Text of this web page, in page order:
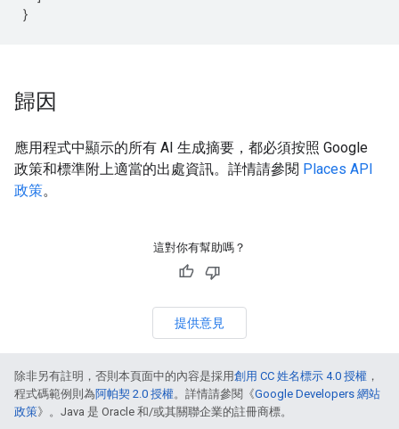
}
歸因
應用程式中顯示的所有 AI 生成摘要，都必須按照 Google
政策和標準附上適當的出處資訊。詳情請參閱 Places API
政策。
這對你有幫助嗎？
提供意見
除非另有註明，否則本頁面中的內容是採用創用 CC 姓名標示 4.0 授權 ，
程式碼範例則為阿帕契 2.0 授權。詳情請參閱《Google Developers 網站
政策》。Java 是 Oracle 和/或其關聯企業的註冊商標。